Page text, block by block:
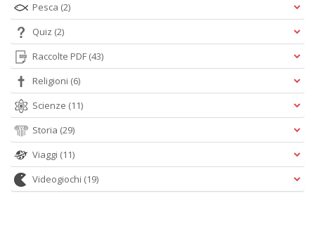
Pesca (2)
Quiz (2)
Raccolte PDF (43)
Religioni (6)
Scienze (11)
Storia (29)
Viaggi (11)
Videogiochi (19)